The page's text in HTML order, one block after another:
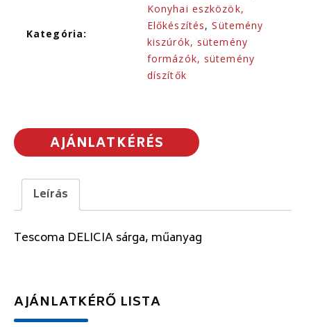
Kategória:
Konyhai eszközök,
Előkészítés,Sütemény
kiszúrók, sütemény
formázók, sütemény
díszítők
AJÁNLATKÉRÉS
Leírás
Tescoma DELICIA sárga, műanyag
AJÁNLATKÉRŐ LISTA